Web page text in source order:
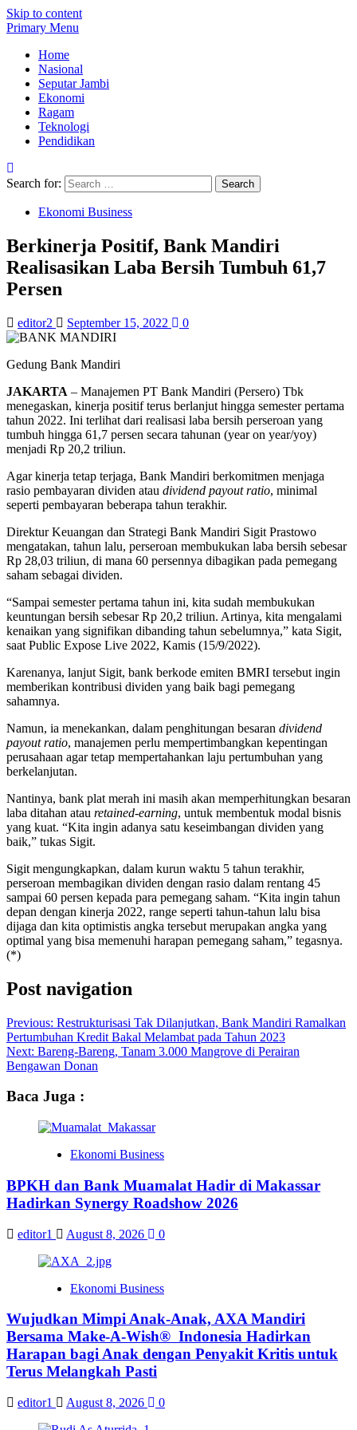
Skip to content
Primary Menu
Home
Nasional
Seputar Jambi
Ekonomi
Ragam
Teknologi
Pendidikan
Search for:
Ekonomi Business
Berkinerja Positif, Bank Mandiri
Realisasikan Laba Bersih Tumbuh 61,7
Persen
editor2 September 15, 2022 0
Gedung Bank Mandiri
JAKARTA – Manajemen PT Bank Mandiri (Persero) Tbk
menegaskan, kinerja positif terus berlanjut hingga semester pertama
tahun 2022. Ini terlihat dari realisasi laba bersih perseroan yang
tumbuh hingga 61,7 persen secara tahunan (year on year/yoy)
menjadi Rp 20,2 triliun.
Agar kinerja tetap terjaga, Bank Mandiri berkomitmen menjaga
rasio pembayaran dividen atau dividend payout ratio, minimal
seperti pembayaran beberapa tahun terakhir.
Direktur Keuangan dan Strategi Bank Mandiri Sigit Prastowo
mengatakan, tahun lalu, perseroan membukukan laba bersih sebesar
Rp 28,03 triliun, di mana 60 persennya dibagikan pada pemegang
saham sebagai dividen.
“Sampai semester pertama tahun ini, kita sudah membukukan
keuntungan bersih sebesar Rp 20,2 triliun. Artinya, kita mengalami
kenaikan yang signifikan dibanding tahun sebelumnya,” kata Sigit,
saat Public Expose Live 2022, Kamis (15/9/2022).
Karenanya, lanjut Sigit, bank berkode emiten BMRI tersebut ingin
memberikan kontribusi dividen yang baik bagi pemegang
sahamnya.
Namun, ia menekankan, dalam penghitungan besaran dividend
payout ratio, manajemen perlu mempertimbangkan kepentingan
perusahaan agar tetap mempertahankan laju pertumbuhan yang
berkelanjutan.
Nantinya, bank plat merah ini masih akan memperhitungkan besaran
laba ditahan atau retained-earning, untuk membentuk modal bisnis
yang kuat. “Kita ingin adanya satu keseimbangan dividen yang
baik,” tukas Sigit.
Sigit mengungkapkan, dalam kurun waktu 5 tahun terakhir,
perseroan membagikan dividen dengan rasio dalam rentang 45
sampai 60 persen kepada para pemegang saham. “Kita ingin tahun
depan dengan kinerja 2022, range seperti tahun-tahun lalu bisa
dijaga dan kita optimistis angka tersebut merupakan angka yang
optimal yang bisa memenuhi harapan pemegang saham,” tegasnya.
(*)
Post navigation
Previous: Restrukturisasi Tak Dilanjutkan, Bank Mandiri Ramalkan
Pertumbuhan Kredit Bakal Melambat pada Tahun 2023
Next: Bareng-Bareng, Tanam 3.000 Mangrove di Perairan
Bengawan Donan
Baca Juga :
Ekonomi Business
BPKH dan Bank Muamalat Hadir di Makassar
Hadirkan Synergy Roadshow 2026
editor1 August 8, 2026 0
Ekonomi Business
Wujudkan Mimpi Anak-Anak, AXA Mandiri
Bersama Make-A-Wish® Indonesia Hadirkan
Harapan bagi Anak dengan Penyakit Kritis untuk
Terus Melangkah Pasti
editor1 August 8, 2026 0